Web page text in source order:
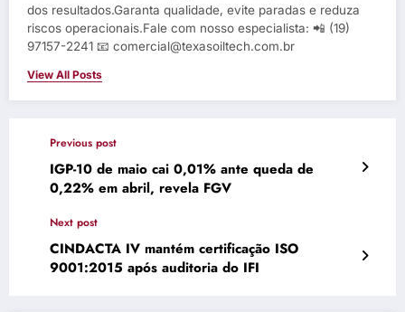
dos resultados.Garanta qualidade, evite paradas e reduza
riscos operacionais.Fale com nosso especialista: 📲 (19)
97157-2241 📧 comercial@texasoiltech.com.br
View All Posts
Previous post
IGP-10 de maio cai 0,01% ante queda de
0,22% em abril, revela FGV
Next post
CINDACTA IV mantém certificação ISO
9001:2015 após auditoria do IFI